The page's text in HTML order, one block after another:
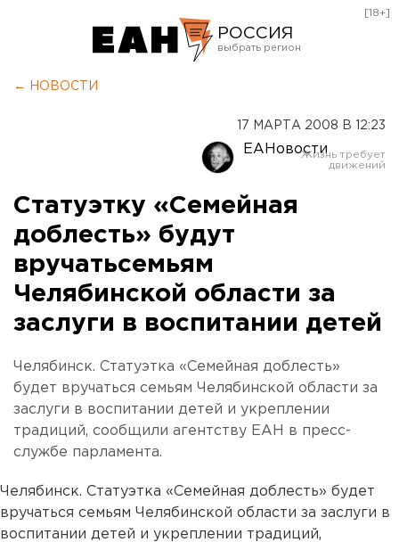
РОССИЯ
Оренбург
[18+]
← НОВОСТИ
17 МАРТА 2008 В 12:23
ЕАНовости
Статуэтку «Семейная
доблесть» будут
вручатьсемьям
Челябинской области за
заслуги в воспитании детей
Челябинск. Статуэтка «Семейная доблесть»
будет вручаться семьям Челябинской области за
заслуги в воспитании детей и укреплении
традиций, сообщили агентству ЕАН в пресс-
службе парламента.
Челябинск. Статуэтка «Семейная доблесть» будет
вручаться семьям Челябинской области за заслуги в
воспитании детей и укреплении традиций,